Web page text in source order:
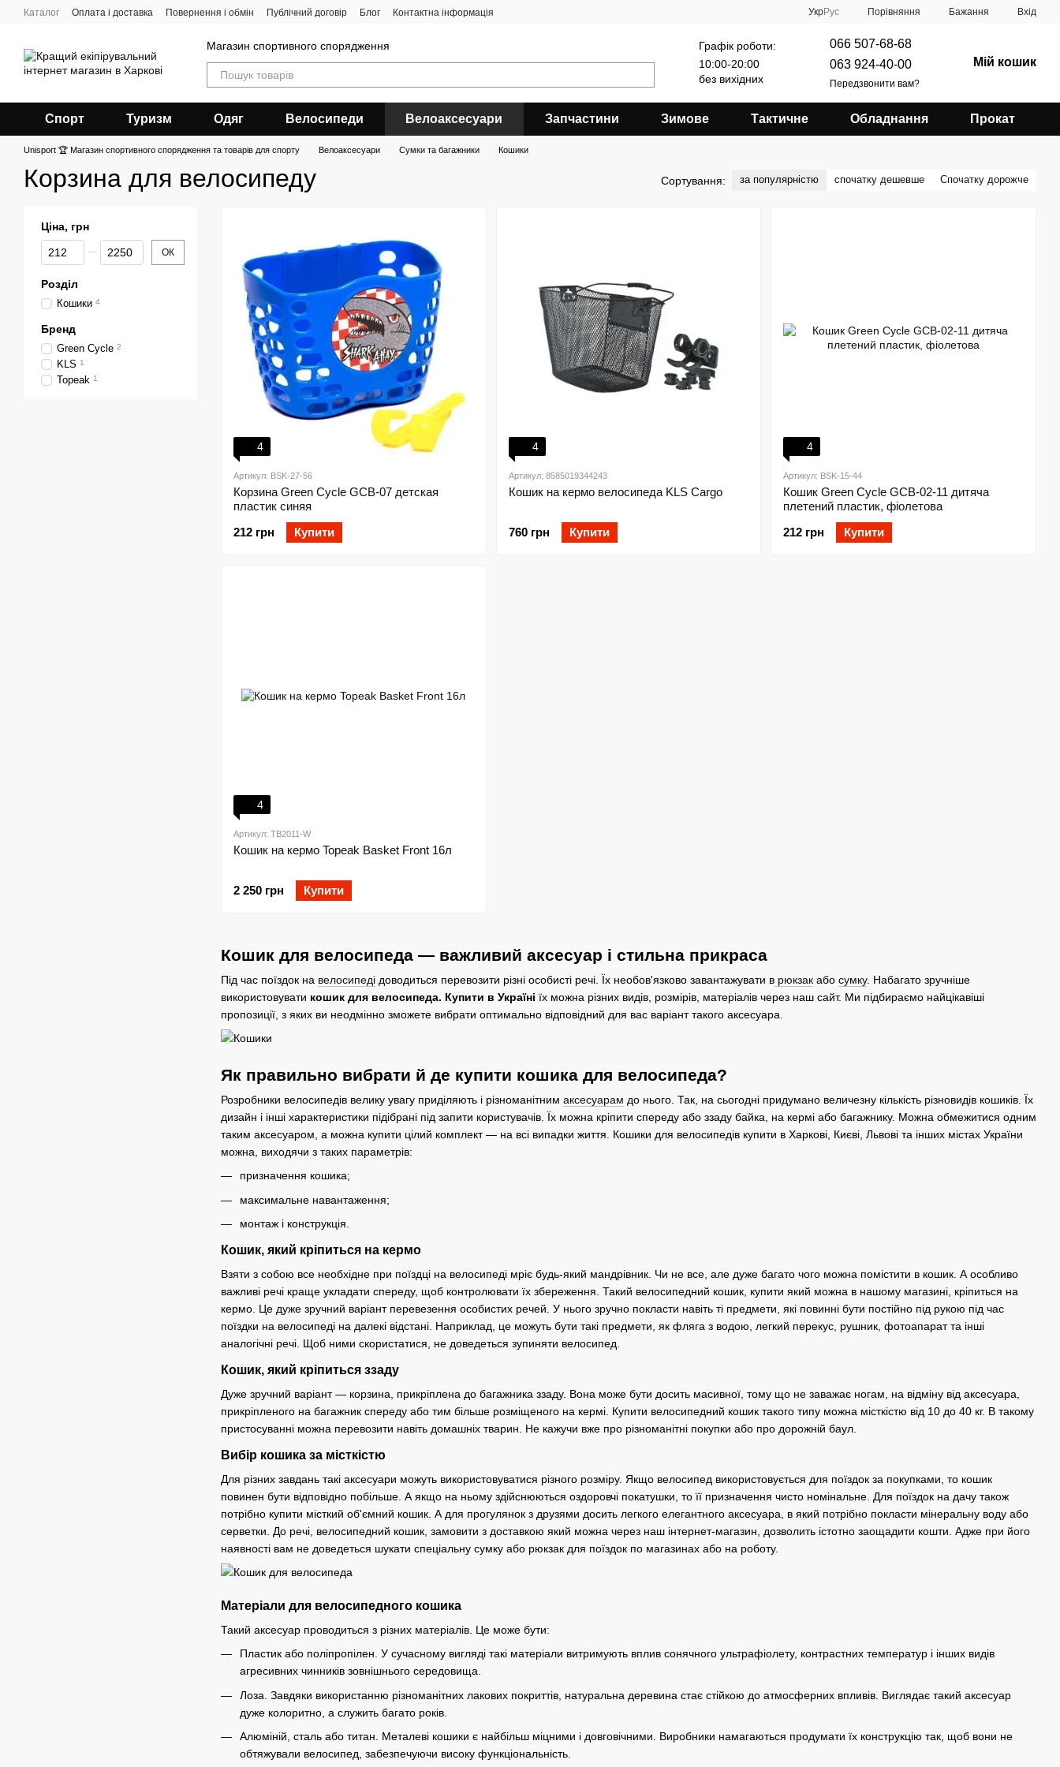
Перейти до основного контенту
Каталог Оплата і доставка Повернення і обмін Публічний договір Блог Контактна інформація УкрРус Порівняння Бажання Вхід
Магазин спортивного спорядження
Графік роботи:
10:00-20:00
без вихідних
066 507-68-68
063 924-40-00
Передзвонити вам?
Мій кошик
Спорт Туризм Одяг Велосипеди Велоаксесуари Запчастини Зимове Тактичне Обладнання Прокат
Unisport 🏆 Магазин спортивного спорядження та товарів для спорту Велоаксесуари Сумки та багажники Кошики
Корзина для велосипеду Сортування: за популярністю спочатку дешевше Спочатку дорожче
Кошик для велосипеда — важливий аксесуар і стильна прикраса
Під час поїздок на велосипеді доводиться перевозити різні особисті речі. Їх необов'язково завантажувати в рюкзак або сумку. Набагато зручніше
використовувати кошик для велосипеда. Купити в Україні їх можна різних видів, розмірів, матеріалів через наш сайт. Ми підбираємо найцікавіші
пропозиції, з яких ви неодмінно зможете вибрати оптимально відповідний для вас варіант такого аксесуара.
Як правильно вибрати й де купити кошика для велосипеда?
Розробники велосипедів велику увагу приділяють і різноманітним аксесуарам до нього. Так, на сьогодні придумано величезну кількість різновидів кошиків. Їх
дизайн і інші характеристики підібрані під запити користувачів. Їх можна кріпити спереду або ззаду байка, на кермі або багажнику. Можна обмежитися одним
таким аксесуаром, а можна купити цілий комплект — на всі випадки життя. Кошики для велосипедів купити в Харкові, Києві, Львові та інших містах України
можна, виходячи з таких параметрів:
призначення кошика;
максимальне навантаження;
монтаж і конструкція.
Кошик, який кріпиться на кермо
Взяти з собою все необхідне при поїздці на велосипеді мріє будь-який мандрівник. Чи не все, але дуже багато чого можна помістити в кошик. А особливо
важливі речі краще укладати спереду, щоб контролювати їх збереження. Такий велосипедний кошик, купити який можна в нашому магазині, кріпиться на
кермо. Це дуже зручний варіант перевезення особистих речей. У нього зручно покласти навіть ті предмети, які повинні бути постійно під рукою під час
поїздки на велосипеді на далекі відстані. Наприклад, це можуть бути такі предмети, як фляга з водою, легкий перекус, рушник, фотоапарат та інші
аналогічні речі. Щоб ними скористатися, не доведеться зупиняти велосипед.
Кошик, який кріпиться ззаду
Дуже зручний варіант — корзина, прикріплена до багажника ззаду. Вона може бути досить масивної, тому що не заважає ногам, на відміну від аксесуара,
прикріпленого на багажник спереду або тим більше розміщеного на кермі. Купити велосипедний кошик такого типу можна місткістю від 10 до 40 кг. В такому
пристосуванні можна перевозити навіть домашніх тварин. Не кажучи вже про різноманітні покупки або про дорожній баул.
Вибір кошика за місткістю
Для різних завдань такі аксесуари можуть використовуватися різного розміру. Якщо велосипед використовується для поїздок за покупками, то кошик
повинен бути відповідно побільше. А якщо на ньому здійснюються оздоровчі покатушки, то її призначення чисто номінальне. Для поїздок на дачу також
потрібно купити місткий об'ємний кошик. А для прогулянок з друзями досить легкого елегантного аксесуара, в який потрібно покласти мінеральну воду або
серветки. До речі, велосипедний кошик, замовити з доставкою який можна через наш інтернет-магазин, дозволить істотно заощадити кошти. Адже при його
наявності вам не доведеться шукати спеціальну сумку або рюкзак для поїздок по магазинах або на роботу.
Матеріали для велосипедного кошика
Такий аксесуар проводиться з різних матеріалів. Це може бути:
Пластик або поліпропілен. У сучасному вигляді такі матеріали витримують вплив сонячного ультрафіолету, контрастних температур і інших видів
агресивних чинників зовнішнього середовища.
Лоза. Завдяки використанню різноманітних лакових покриттів, натуральна деревина стає стійкою до атмосферних впливів. Виглядає такий аксесуар
дуже колоритно, а служить багато років.
Алюміній, сталь або титан. Металеві кошики є найбільш міцними і довговічними. Виробники намагаються продумати їх конструкцію так, щоб вони не
обтяжували велосипед, забезпечуючи високу функціональність.
4
Артикул: BSK-27-56
Корзина Green Cycle GCB-07 детская
пластик синяя
212 грн
Купити
4
Артикул: 8585019344243
Кошик на кермо велосипеда KLS Cargo
760 грн Купити
4
Артикул: BSK-15-44
Кошик Green Cycle GCB-02-11 дитяча
плетений пластик, фіолетова
212 грн
Купити
4
Артикул: TB2011-W
Кошик на кермо Topeak Basket Front 16л
2 250 грн Купити
Ціна, грн
Від Ціна, грн
До Ціна, грн ОК
Розділ
Кошики 4
Бренд
Green Сycle 2
KLS 1
Topeak 1